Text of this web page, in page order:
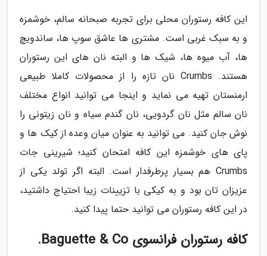
این کافه رستوران محلی برای تجربه صبحانه سالم، خوشمزه
و به سبک غربی است. مشتری ها عاشق سوپ ها، ساندویچ
ها، آب میوه ها، شیک ها و البته نان های این رستوران
هستند. Crumbs نان تازه را از محصولات کاملا طبیعی
ارمنستان تهیه می نماید و اینجا می توانید انواع مختلف
نان سالم مثل نان گردویی، نان گندم سیاه و نان زیتونی را
نوش جان کنید. می توانید به عنوان میان وعده از کیک ها و
پای های خوشمزه این کافه امتحان کنید؛ شیرینی جات
Crumbs هم بسیار پرطرفدار است. البته اگر تولد یکی از
عزیزان تان بود و به کیکی با تزیینات زیبا احتیاج داشتید،
در این کافه رستوران می توانید حتما پیدا کنید.
کافه رستوران فرانسوی Baguette & Co.